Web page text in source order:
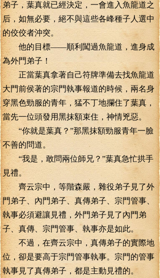
弟子，葉真就已經決定，一會進入魚龍道之
后，如無必要，絕不與這些各峰種子人選中
的佼佼者沖突。
他的目標——順利闖過魚龍道，進身成
為外門弟子！
正當葉真拿著自己符牌準備去找魚龍道
大門前侯著的宗門執事報道的時候，兩名身
穿黑色勁服的青年，猛不丁地攔住了葉真，
當先一位頭發用黑抹額束住，神情兇惡。
“你就是葉真？”那黑抹額勁服青年一臉
不善的問道。
“我是，敢問兩位師兄？”葉真急忙拱手
見禮。
齊云宗中，等階森嚴，雜役弟子見了外
門弟子、內門弟子、真傳弟子、宗門管事、
執事必須避讓見禮，外門弟子見了內門弟
子、真傳、宗門管事、執事亦是如此。
不過，在齊云宗中，真傳弟子的實際地
位，卻是要高于宗門管事執事。宗門的管事
執事見了真傳弟子，都是主動見禮的。